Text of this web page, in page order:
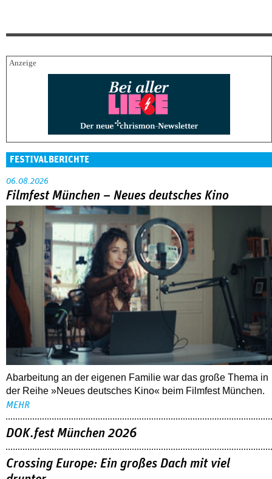
FESTIVALBERICHTE
06.08.2026
Filmfest München – Neues deutsches Kino
Abarbeitung an der eigenen Familie war das große Thema in
der Reihe »Neues deutsches Kino« beim Filmfest München.
MEHR
DOK.fest München 2026
Crossing Europe: Ein großes Dach mit viel